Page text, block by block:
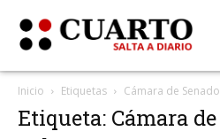
Inicio Etiquetas Cámara de
Etiqueta: Cámara